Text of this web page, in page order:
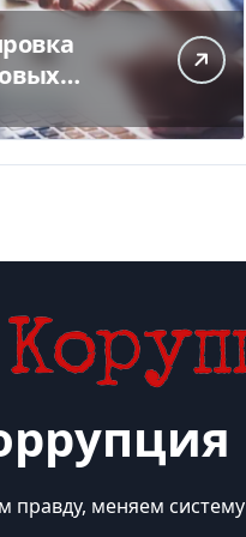
почти
правду, меняем систему